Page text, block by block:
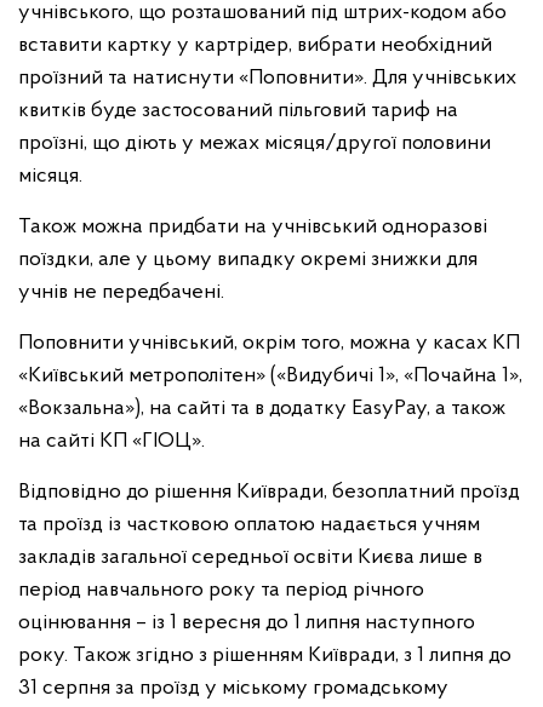
учнівського, що розташований під штрих-кодом або
вставити картку у картрідер, вибрати необхідний
проїзний та натиснути «Поповнити». Для учнівських
квитків буде застосований пільговий тариф на
проїзні, що діють у межах місяця/другої половини
місяця.
Також можна придбати на учнівський одноразові
поїздки, але у цьому випадку окремі знижки для
учнів не передбачені.
Поповнити учнівський, окрім того, можна у касах КП
«Київський метрополітен» («Видубичі 1», «Почайна 1»,
«Вокзальна»), на сайті та в додатку EasyPay, а також
на сайті КП «ГІОЦ».
Відповідно до рішення Київради, безоплатний проїзд
та проїзд із частковою оплатою надається учням
закладів загальної середньої освіти Києва лише в
період навчального року та період річного
оцінювання – із 1 вересня до 1 липня наступного
року. Також згідно з рішенням Київради, з 1 липня до
31 серпня за проїзд у міському громадському